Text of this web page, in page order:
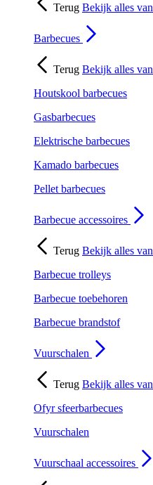
Terug Bekijk alles van
Barbecues
Terug Bekijk alles van
Houtskool barbecues
Gasbarbecues
Elektrische barbecues
Kamado barbecues
Pellet barbecues
Barbecue accessoires
Terug Bekijk alles van
Barbecue trolleys
Barbecue toebehoren
Barbecue brandstof
Vuurschalen
Terug Bekijk alles van
Ofyr sfeerbarbecues
Vuurschalen
Vuurschaal accessoires